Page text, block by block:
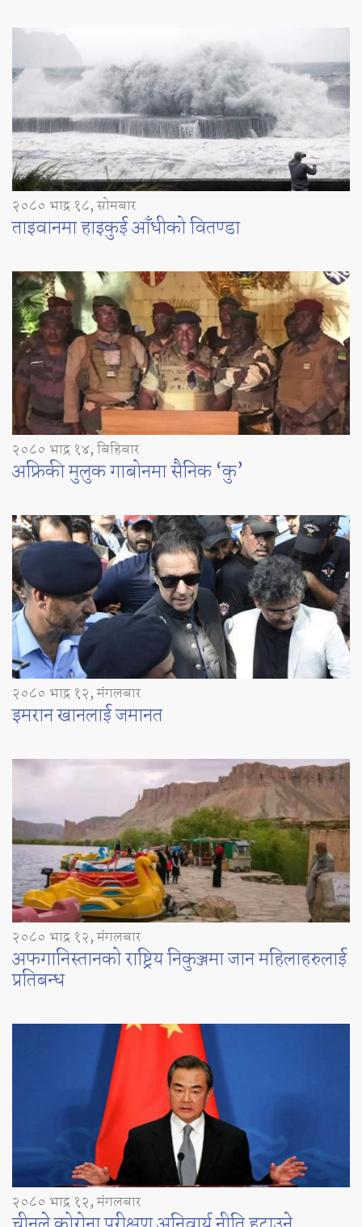
२०८० भाद्र १८, सोमबार
ताइवानमा हाइकुई आँधीको वितण्डा
२०८० भाद्र १४, बिहिबार
अफ्रिकी मुलुक गाबोनमा सैनिक ‘कु’
२०८० भाद्र १२, मंगलबार
इमरान खानलाई जमानत
२०८० भाद्र १२, मंगलबार
अफगानिस्तानको राष्ट्रिय निकुञ्जमा जान महिलाहरुलाई
प्रतिबन्ध
२०८० भाद्र १२, मंगलबार